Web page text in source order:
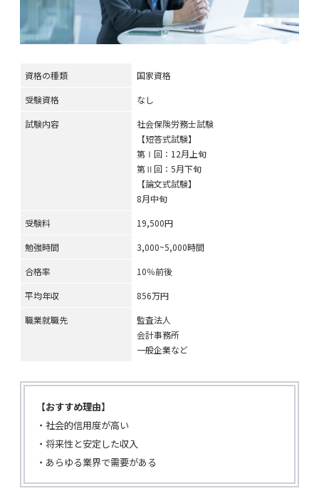
資格の種類
国家資格
受験資格
なし
試験内容
社会保険労務士試験
【短答式試験】
第Ⅰ回：12月上旬
第Ⅱ回：5月下旬
【論文式試験】
8月中旬
受験料
19,500円
勉強時間
3,000~5,000時間
合格率
10％前後
平均年収
856万円
職業就職先
監査法人
会計事務所
一般企業など
【おすすめ理由】
・社会的信用度が高い
・将来性と安定した収入
・あらゆる業界で需要がある